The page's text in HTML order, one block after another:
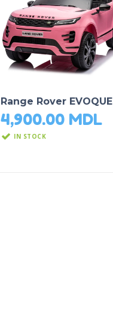
Range Rover EVOQUE
4,900.00 MDL
IN STOCK